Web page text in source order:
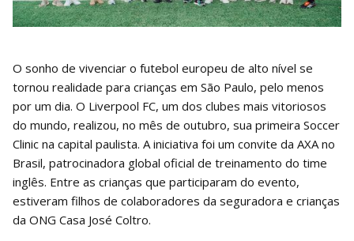
O sonho de vivenciar o futebol europeu de alto nível se
tornou realidade para crianças em São Paulo, pelo menos
por um dia. O Liverpool FC, um dos clubes mais vitoriosos
do mundo, realizou, no mês de outubro, sua primeira Soccer
Clinic na capital paulista. A iniciativa foi um convite da AXA no
Brasil, patrocinadora global oficial de treinamento do time
inglês. Entre as crianças que participaram do evento,
estiveram filhos de colaboradores da seguradora e crianças
da ONG Casa José Coltro.